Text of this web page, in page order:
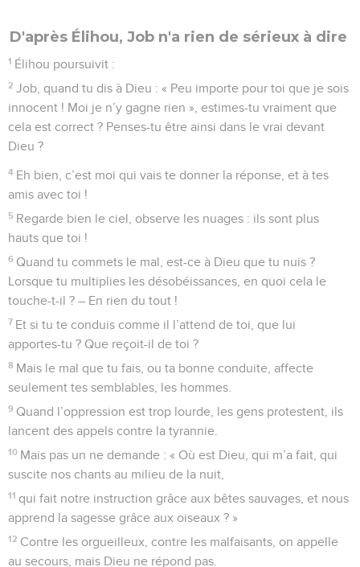
D'après Élihou, Job n'a rien de sérieux à dire
1 Élihou poursuivit :
2 Job, quand tu dis à Dieu : « Peu importe pour toi que je sois
innocent ! Moi je n’y gagne rien », estimes-tu vraiment que
cela est correct ? Penses-tu être ainsi dans le vrai devant
Dieu ?
4 Eh bien, c’est moi qui vais te donner la réponse, et à tes
amis avec toi !
5 Regarde bien le ciel, observe les nuages : ils sont plus
hauts que toi !
6 Quand tu commets le mal, est-ce à Dieu que tu nuis ?
Lorsque tu multiplies les désobéissances, en quoi cela le
touche-t-il ? – En rien du tout !
7 Et si tu te conduis comme il l’attend de toi, que lui
apportes-tu ? Que reçoit-il de toi ?
8 Mais le mal que tu fais, ou ta bonne conduite, affecte
seulement tes semblables, les hommes.
9 Quand l’oppression est trop lourde, les gens protestent, ils
lancent des appels contre la tyrannie.
10 Mais pas un ne demande : « Où est Dieu, qui m’a fait, qui
suscite nos chants au milieu de la nuit,
11 qui fait notre instruction grâce aux bêtes sauvages, et nous
apprend la sagesse grâce aux oiseaux ? »
12 Contre les orgueilleux, contre les malfaisants, on appelle
au secours, mais Dieu ne répond pas.